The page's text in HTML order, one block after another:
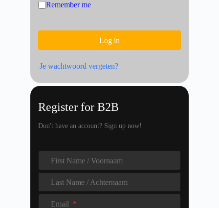
Remember me
Log in
Je wachtwoord vergeten?
Register for B2B
Don't have an account? Sign up now!
First Name / Voornaam
First Name / Voornaam
Last Name / Achternaam
Last Name / Achternaam
Email *